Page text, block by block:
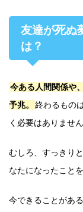
友達が死ぬ
は？
今ある人間関係や
予兆。
終わるもの
く必要はありません
むしろ、すっきり
なたになったこと
今できることがあ